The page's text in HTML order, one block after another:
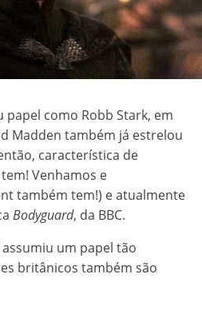
como Robb Stark, em
Madden também já estrelou
característica de
Venhamos e
também tem!) e atualmente
Bodyguard, da BBC.
assumiu um papel tão
britânicos também são